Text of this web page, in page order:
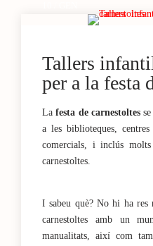
Tallers
per a la festa
Lafesta de carnestoltesse
a les biblioteques,
comercials, i inclús
carnestoltes.
I sabeu què? No hi ha
carnestoltes amb un
manualitats, així com